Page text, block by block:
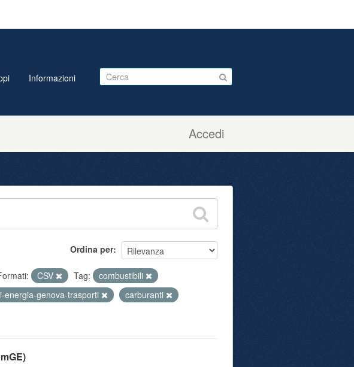
Accedi
Informazioni
Ordina per
CSV Tag:
combustibili
energia-genova-trasporti
carburanti